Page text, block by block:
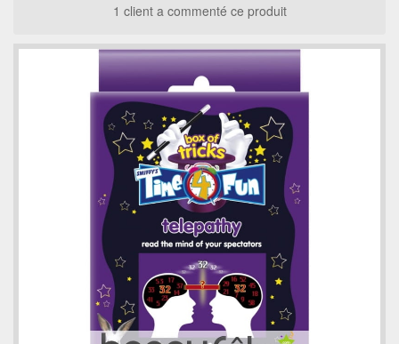
1 client a commenté ce produit